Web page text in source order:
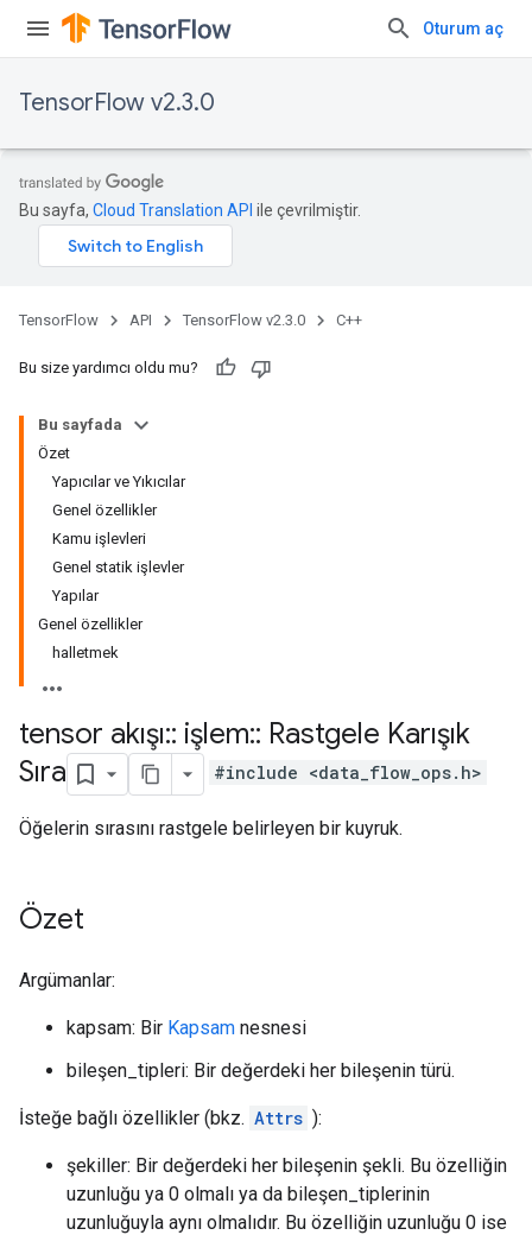
Oturum aç
TensorFlow v2.3.0
Bu sayfa, Cloud Translation API ile çevrilmiştir.
TensorFlow API TensorFlow v2.3.0 C++
Bu size yardımcı oldu mu?
Bu sayfada
Özet
Yapıcılar ve Yıkıcılar
Genel özellikler
Kamu işlevleri
Genel statik işlevler
Yapılar
Genel özellikler
halletmek
tensor akışı:: işlem:: Rastgele Karışık
Sıra
#include <data_flow_ops.h>
Öğelerin sırasını rastgele belirleyen bir kuyruk.
Özet
Argümanlar:
kapsam: Bir Kapsam nesnesi
bileşen_tipleri: Bir değerdeki her bileşenin türü.
İsteğe bağlı özellikler (bkz. Attrs ):
şekiller: Bir değerdeki her bileşenin şekli. Bu özelliğin
uzunluğu ya 0 olmalı ya da bileşen_tiplerinin
uzunluğuyla aynı olmalıdır. Bu özelliğin uzunluğu 0 ise